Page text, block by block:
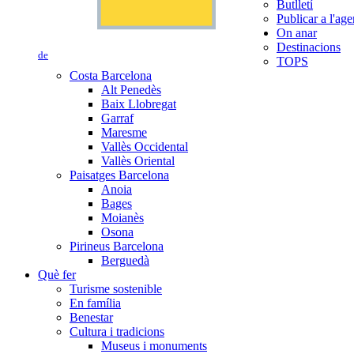
de
Butlletí
Publicar a
On anar
Destinacions
TOPS
Costa Barcelona
Alt Penedès
Baix Llobregat
Garraf
Maresme
Vallès Occidental
Vallès Oriental
Paisatges Barcelona
Anoia
Bages
Moianès
Osona
Pirineus Barcelona
Berguedà
Què fer
Turisme sostenible
En família
Benestar
Cultura i tradicions
Museus i monuments